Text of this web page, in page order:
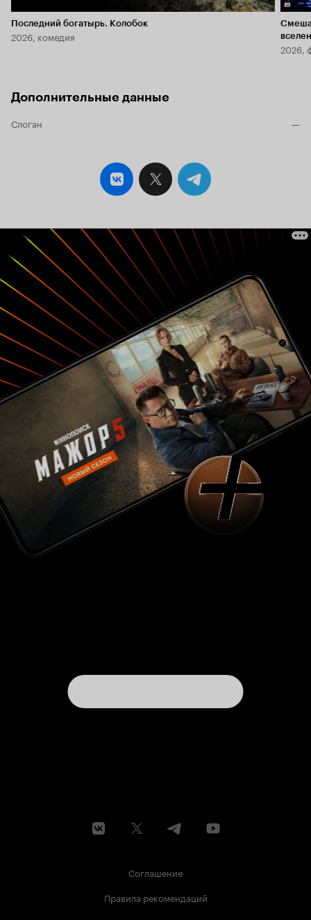
Последний богатырь. Колобок
2026, комедия
2026,
Дополнительные данные
Слоган —
Соглашение
Правила рекомендаций